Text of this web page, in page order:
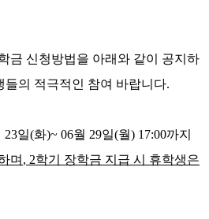
금 신청방법을 아래와 같이 공지하
들의 적극적인 참여 바랍니다.
23일(화)~ 06월 29일(월) 17:00까지
며 , 2학기 장학금 지급 시 휴학생은